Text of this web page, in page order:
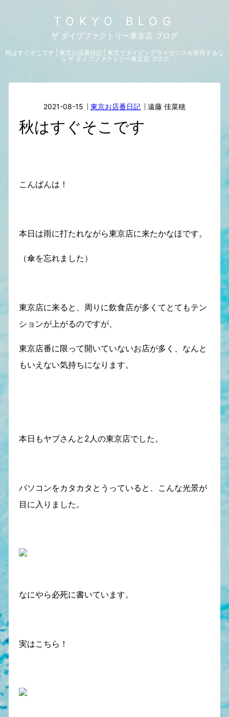
TOKYO BLOG
ザ ダイブファクトリー東京店 ブログ
秋はすぐそこです | 東京お店番日記 | 東京でダイビングライセンスを取得するな
ら ザ ダイブファクトリー東京店 ブログ
2021-08-15 東京お店番日記 遠藤 佳菜穂
秋はすぐそこです
こんばんは！
本日は雨に打たれながら東京店に来たかなほです。
（傘を忘れました）
東京店に来ると、周りに飲食店が多くてとてもテン
ションが上がるのですが、
東京店番に限って開いていないお店が多く、なんと
もいえない気持ちになります。
本日もヤブさんと2人の東京店でした。
パソコンをカタカタとうっていると、こんな光景が
目に入りました。
なにやら必死に書いています。
実はこちら！